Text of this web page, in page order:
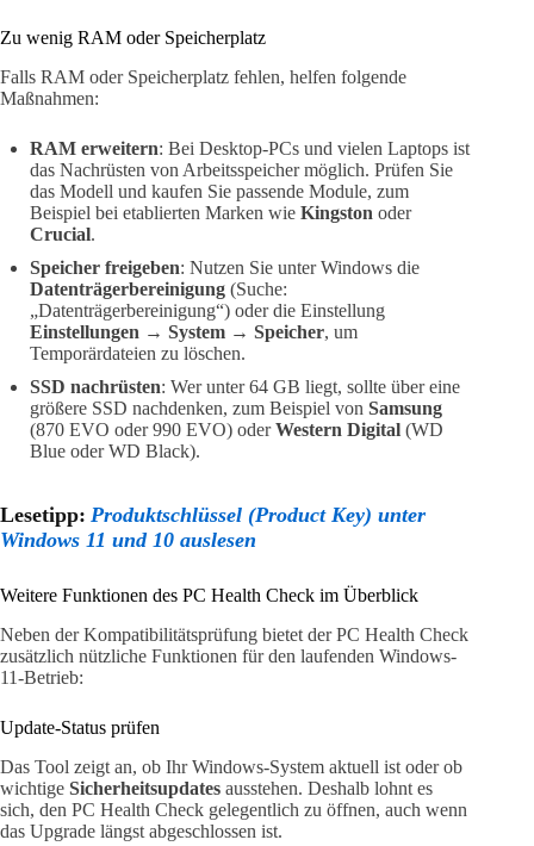
Zu wenig RAM oder Speicherplatz
Falls RAM oder Speicherplatz fehlen, helfen folgende
Maßnahmen:
RAM erweitern: Bei Desktop-PCs und vielen Laptops ist
das Nachrüsten von Arbeitsspeicher möglich. Prüfen Sie
das Modell und kaufen Sie passende Module, zum
Beispiel bei etablierten Marken wie Kingston oder
Crucial.
Speicher freigeben: Nutzen Sie unter Windows die
Datenträgerbereinigung (Suche:
„Datenträgerbereinigung“) oder die Einstellung
Einstellungen → System → Speicher, um
Temporärdateien zu löschen.
SSD nachrüsten: Wer unter 64 GB liegt, sollte über eine
größere SSD nachdenken, zum Beispiel von Samsung
(870 EVO oder 990 EVO) oderWestern Digital (WD
Blue oder WD Black).
Lesetipp: Produktschlüssel (Product Key) unter
Windows 11 und 10 auslesen
Weitere Funktionen des PC Health Check im Überblick
Neben der Kompatibilitätsprüfung bietet der PC Health Check
zusätzlich nützliche Funktionen für den laufenden Windows-
11-Betrieb:
Update-Status prüfen
Das Tool zeigt an, ob Ihr Windows-System aktuell ist oder ob
wichtige Sicherheitsupdates ausstehen. Deshalb lohnt es
sich, den PC Health Check gelegentlich zu öffnen, auch wenn
das Upgrade längst abgeschlossen ist.